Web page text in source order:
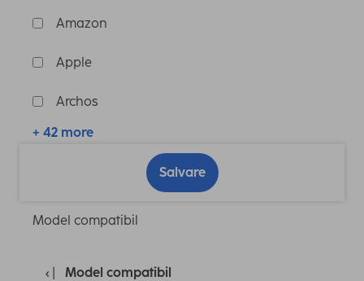
Amazon
Apple
Archos
+ 42 more
Salvare
Model compatibil
Model compatibil